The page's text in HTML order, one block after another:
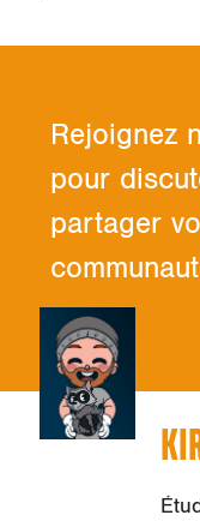
Rejoignez
pour
partager